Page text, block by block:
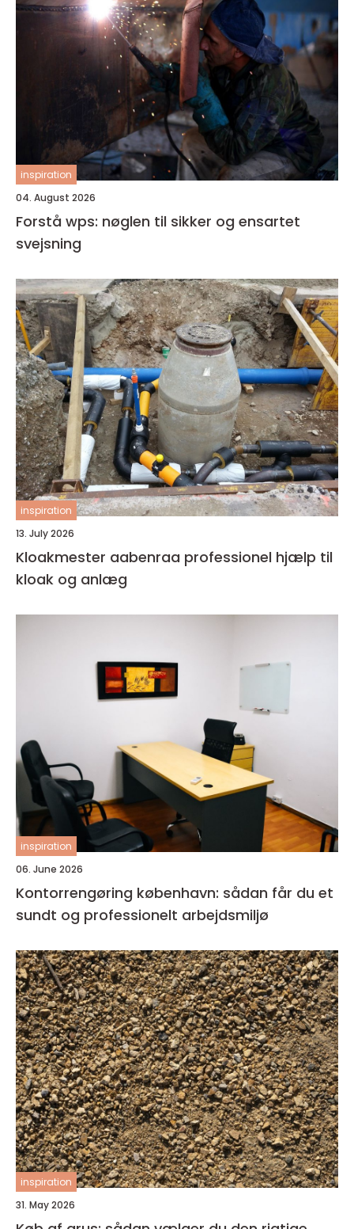
inspiration
04. August 2026
Forstå wps: nøglen til sikker og ensartet
svejsning
inspiration
13. July 2026
Kloakmester aabenraa professionel hjælp til
kloak og anlæg
inspiration
06. June 2026
Kontorrengøring københavn: sådan får du et
sundt og professionelt arbejdsmiljø
inspiration
31. May 2026